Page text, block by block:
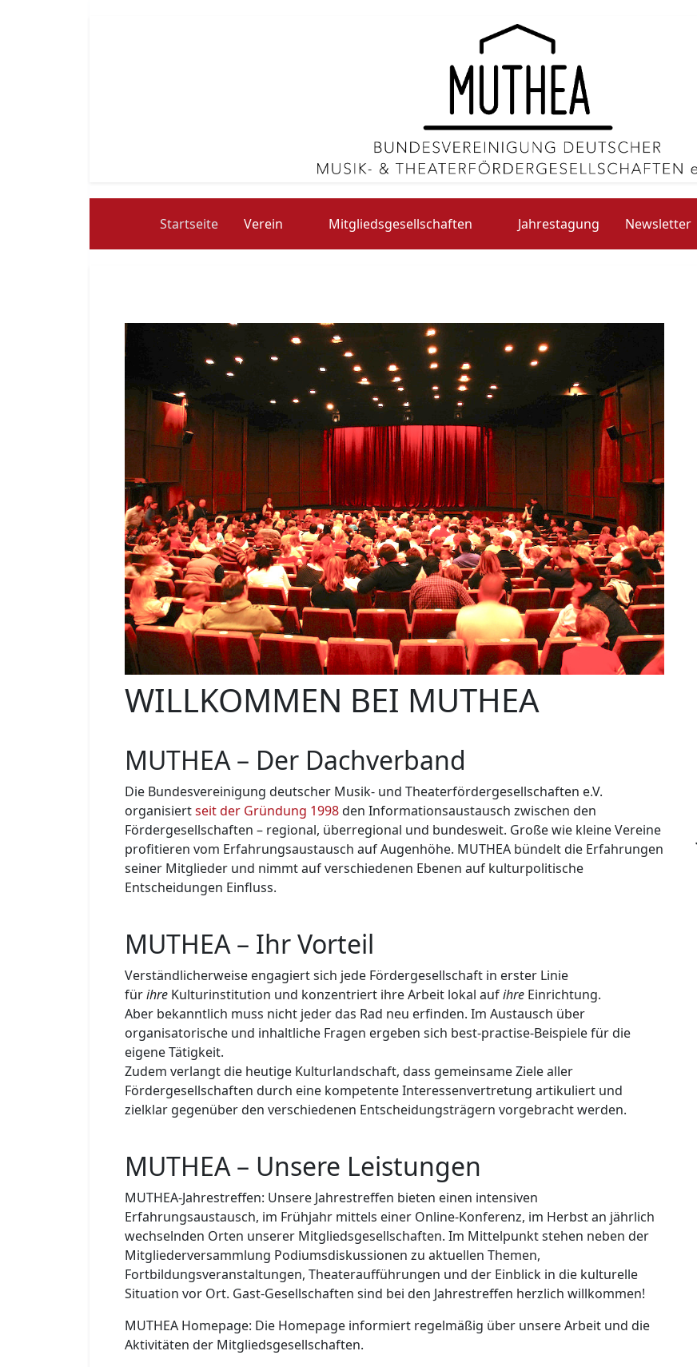
Startseite Verein Mitgliedsgesellschaften Jahrestagung Newsletter
WILLKOMMEN BEI MUTHEA
MUTHEA – Der Dachverband
Die Bundesvereinigung deutscher Musik- und Theaterfördergesellschaften e.V.
organisiertseit der Gründung 1998den Informationsaustausch zwischen den
Fördergesellschaften – regional, überregional und bundesweit. Große wie kleine Vereine
profitieren vom Erfahrungsaustausch auf Augenhöhe. MUTHEA bündelt die Erfahrungen
seiner Mit­glie­der und nimmt auf verschiedenen Ebenen auf kulturpolitische
Entscheidungen Einfluss.
MUTHEA – Ihr Vorteil
Verständlicherweise engagiert sich jede Fördergesellschaft in erster Linie
fürihre Kulturinstitution und konzentriert ihre Arbeit lokal aufihre Einrichtung.
Aber bekanntlich muss nicht jeder das Rad neu erfinden. Im Austausch über
organisatorische und inhaltliche Fragen ergeben sich best-practise-Beispiele für die
eigene Tätigkeit.
Zudem verlangt die heutige Kulturlandschaft, dass gemein­same Ziele aller
Fördergesellschaften durch eine kompetente Interessenvertretung artikuliert und
zielklar gegenüber den verschiedenen Ent­schei­dungsträgern vorgebracht werden.
MUTHEA – Unsere Leistungen
MUTHEA-Jahrestreffen: Unsere Jahrestreffen bieten einen intensiven
Erfahrungsaustausch, im Frühjahr mittels einer Online-Konferenz, im Herbst an jährlich
wechselnden Orten unserer Mitgliedsgesellschaften. Im Mittelpunkt stehen neben der
Mitgliederversammlung Podiumsdiskussionen zu aktuellen Themen,
Fortbildungsveranstaltungen, Theateraufführungen und der Einblick in die kulturelle
Situation vor Ort. Gast-Gesellschaften sind bei den Jahrestreffen herzlich willkommen!
MUTHEA Homepage: Die Homepage informiert regelmäßig über unsere Arbeit und die
Aktivitäten der Mitgliedsgesellschaften.